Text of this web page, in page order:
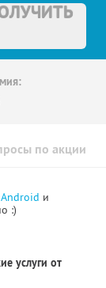
по акции
Android и
:)
услуги от